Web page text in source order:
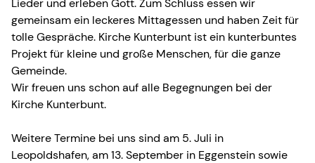
Lieder und erleben Gott. Zum Schluss essen wir
gemeinsam ein leckeres Mittagessen und haben Zeit für
tolle Gespräche. Kirche Kunterbunt ist ein kunterbuntes
Projekt für kleine und große Menschen, für die ganze
Gemeinde.
Wir freuen uns schon auf alle Begegnungen bei der
Kirche Kunterbunt.
Weitere Termine bei uns sind am 5. Juli in
Leopoldshafen, am 13. September in Eggenstein sowie